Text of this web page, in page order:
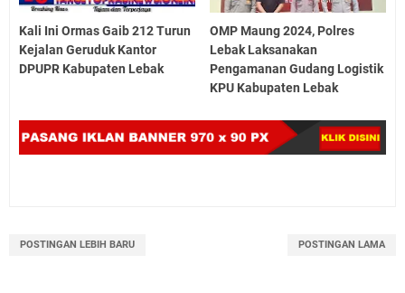
Kali Ini Ormas Gaib 212 Turun
Kejalan Geruduk Kantor
DPUPR Kabupaten Lebak
OMP Maung 2024, Polres
Lebak Laksanakan
Pengamanan Gudang Logistik
KPU Kabupaten Lebak
POSTINGAN LEBIH BARU POSTINGAN LAMA